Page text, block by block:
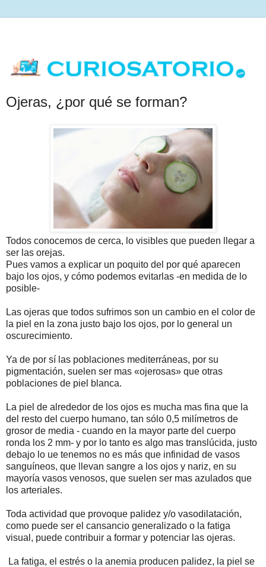
Ojeras, ¿por qué se forman?
Todos conocemos de cerca, lo visibles que pueden llegar a
ser las orejas.
Pues vamos a explicar un poquito del por qué aparecen
bajo los ojos, y cómo podemos evitarlas -en medida de lo
posible-
Las ojeras que todos sufrimos son un cambio en el color de
la piel en la zona justo bajo los ojos, por lo general un
oscurecimiento.
Ya de por sí las poblaciones mediterráneas, por su
pigmentación, suelen ser mas «ojerosas» que otras
poblaciones de piel blanca.
La piel de alrededor de los ojos es mucha mas fina que la
del resto del cuerpo humano, tan sólo 0,5 milímetros de
grosor de media - cuando en la mayor parte del cuerpo
ronda los 2 mm- y por lo tanto es algo mas translúcida, justo
debajo lo ue tenemos no es más que infinidad de vasos
sanguíneos, que llevan sangre a los ojos y nariz, en su
mayoría vasos venosos, que suelen ser mas azulados que
los arteriales.
Toda actividad que provoque palidez y/o vasodilatación,
como puede ser el cansancio generalizado o la fatiga
visual, puede contribuir a formar y potenciar las ojeras.
La fatiga, el estrés o la anemia producen palidez, la piel se